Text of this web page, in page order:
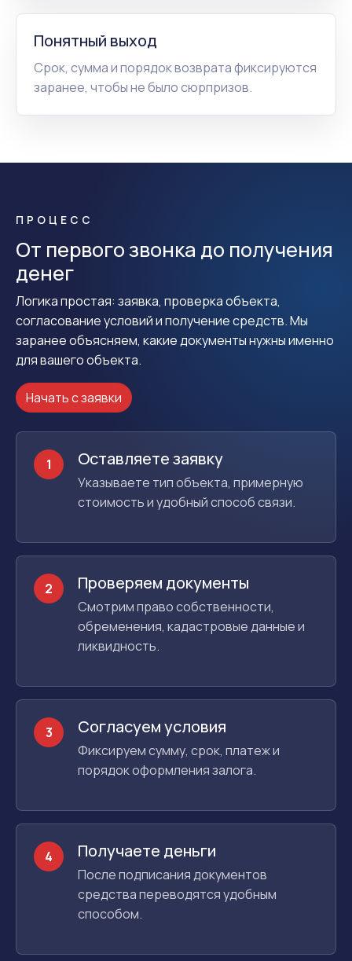
Понятный выход
Срок, сумма и порядок возврата фиксируются
заранее, чтобы не было сюрпризов.
ПРОЦЕСС
От первого звонка до получения
денег
Логика простая: заявка, проверка объекта,
согласование условий и получение средств. Мы
заранее объясняем, какие документы нужны именно
для вашего объекта.
Начать с заявки
1 Оставляете заявку
Указываете тип объекта, примерную
стоимость и удобный способ связи.
2 Проверяем документы
Смотрим право собственности,
обременения, кадастровые данные и
ликвидность.
3 Согласуем условия
Фиксируем сумму, срок, платеж и
порядок оформления залога.
4 Получаете деньги
После подписания документов
средства переводятся удобным
способом.